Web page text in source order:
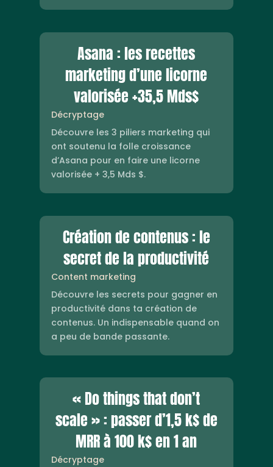
Asana : les recettes
marketing d’une licorne
valorisée +35,5 Mds$
Décryptage
Découvre les 3 piliers marketing qui
ont soutenu la folle croissance
d’Asana pour en faire une licorne
valorisée + 3,5 Mds $.
Création de contenus : le
secret de la productivité
Content marketing
Découvre les secrets pour gagner en
productivité dans ta création de
contenus. Un indispensable quand on
a peu de bande passante.
« Do things that don’t
scale » : passer d’1,5 k$ de
MRR à 100 k$ en 1 an
Décryptage